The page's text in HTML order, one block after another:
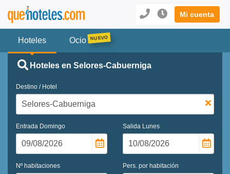
Mi cuenta
Hoteles Ocio
Hoteles en Selores-Cabuerniga
Destino / Hotel
Entrada Domingo Salida Lunes
Nº habitaciones Pers. por habitación